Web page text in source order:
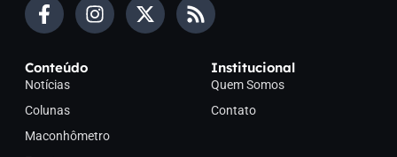
Conteúdo
Notícias
Colunas
Maconhômetro
Institucional
Quem Somos
Contato